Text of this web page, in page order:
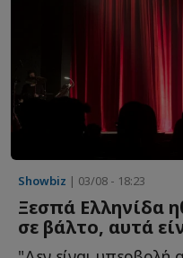
Showbiz | 03/08 - 18:23
Ξεσπά Ελληνίδα
σε βάλτο, αυτά